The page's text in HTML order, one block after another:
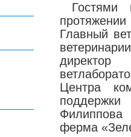
Гостями
Главный
Центра
ферма